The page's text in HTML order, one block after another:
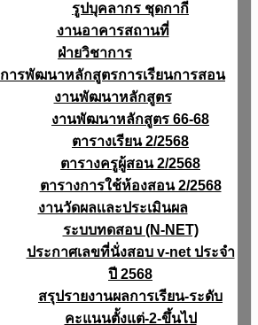
รูปบุคลากร ชุดกากี
งานอาคารสถานที่
ฝ่ายวิชาการ
การพัฒนาหลักสูตรการเรียนการสอน
งานพัฒนาหลักสูตร
งานพัฒนาหลักสูตร 66-68
ตารางเรียน 2/2568
ตารางครูผู้สอน 2/2568
ตารางการใช้ห้องสอน 2/2568
งานวัดผลเเละประเมินผล
ระบบทดสอบ (N-NET)
ประกาศเลขที่นั่งสอบ v-net ประจำ
ปี 2568
สรุปรายงานผลการเรียน-ระดับ
คะแนนตั้งแต่-2-ขึ้นไป